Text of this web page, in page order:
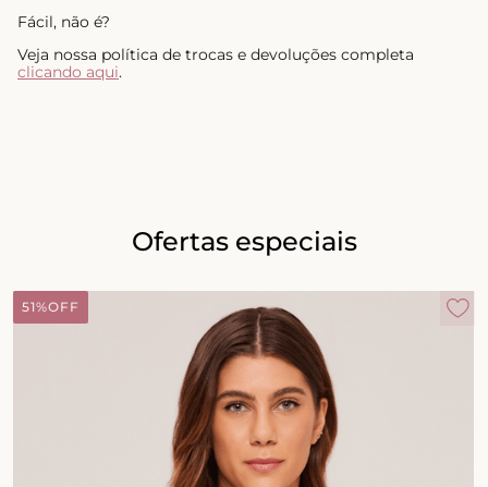
Fácil, não é?
Veja nossa política de trocas e devoluções completa
clicando aqui.
Ofertas especiais
51%OFF